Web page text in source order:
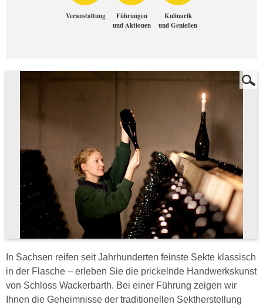
Veranstaltung
Führungen
und Aktionen
Kulinarik
und Genießen
In Sachsen reifen seit Jahrhunderten feinste Sekte klassisch
in der Flasche – erleben Sie die prickelnde Handwerkskunst
von Schloss Wackerbarth. Bei einer Führung zeigen wir
Ihnen die Geheimnisse der traditionellen Sektherstellung